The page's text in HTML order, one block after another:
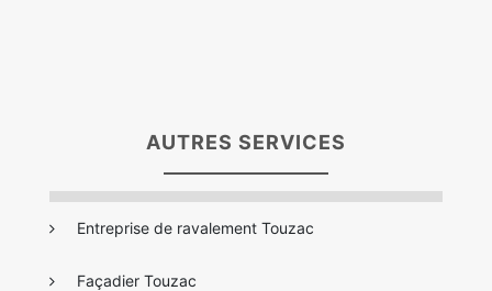
AUTRES SERVICES
Entreprise de ravalement Touzac
Façadier Touzac